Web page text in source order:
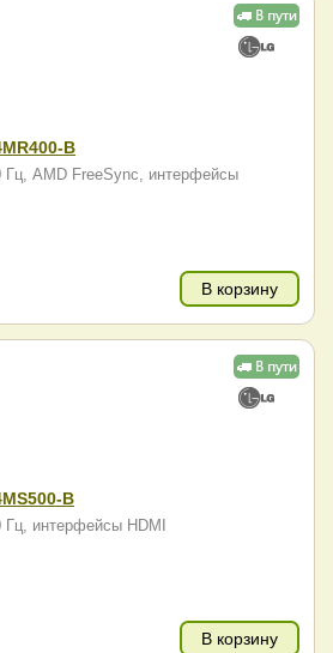
B
Гц, AMD FreeSync, интерфейсы
В корзину
B
интерфейсы HDMI
В корзину